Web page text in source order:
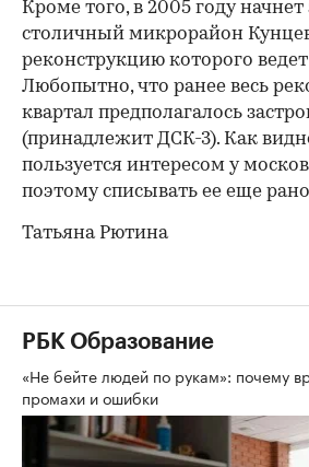
Кроме того, в 2005 году начнет
столичный микрорайон
реконструкцию которого ведет
Любопытно, что ранее весь
квартал предполагалось
(принадлежит ДСК-3). Как
пользуется интересом у
поэтому списывать ее еще
Татьяна Рютина
РБК Образование
«Не бейте людей по рукам»: почему
промахи и ошибки